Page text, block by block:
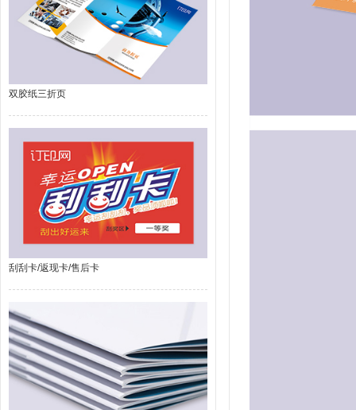
双胶纸三折页
刮刮卡/返现卡/售后卡